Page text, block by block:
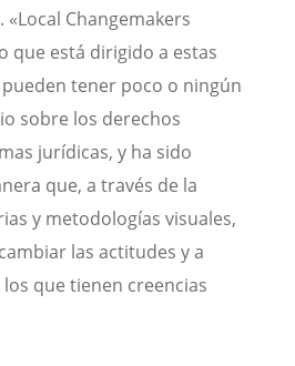
Changemakers
que está dirigido a estas
tener poco o ningún
sobre los derechos
jurídicas, y ha sido
que, a través de la
y metodologías visuales,
las actitudes y a
que tienen creencias